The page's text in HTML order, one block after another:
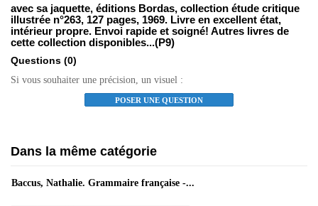
avec sa jaquette, éditions Bordas, collection étude critique
illustrée n°263, 127 pages, 1969. Livre en excellent état,
intérieur propre. Envoi rapide et soigné! Autres livres de
cette collection disponibles...(P9)
Questions (0)
Si vous souhaiter une précision, un visuel :
POSER UNE QUESTION
Dans la même catégorie
Baccus, Nathalie. Grammaire française -...